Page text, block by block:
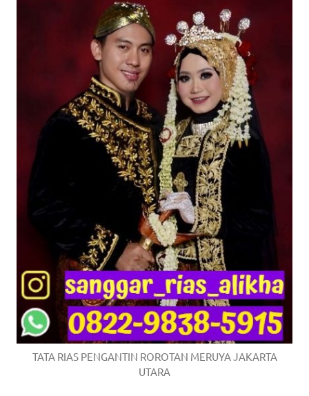
TATA RIAS PENGANTIN ROROTAN MERUYA JAKARTA
UTARA